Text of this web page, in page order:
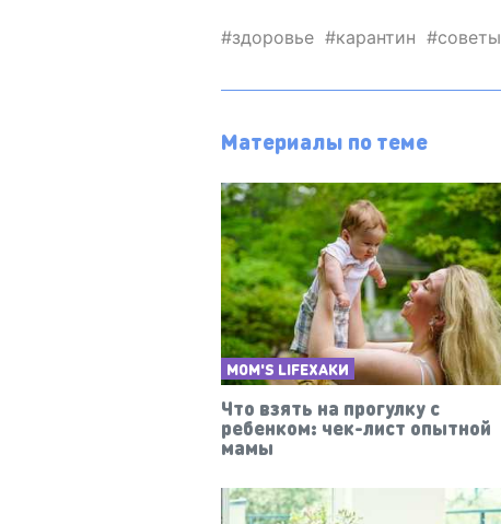
здоровье карантин советы
Материалы по теме
MOM'S LIFEХАКИ
Что взять на прогулку с
ребенком: чек-лист опытной
мамы